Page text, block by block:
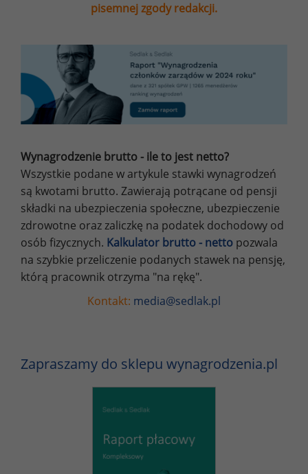
pisemnej zgody redakcji.
Wynagrodzenie brutto - ile to jest netto?
Wszystkie podane w artykule stawki wynagrodzeń
są kwotami brutto. Zawierają potrącane od pensji
składki na ubezpieczenia społeczne, ubezpieczenie
zdrowotne oraz zaliczkę na podatek dochodowy od
osób fizycznych. Kalkulator brutto - netto pozwala
na szybkie przeliczenie podanych stawek na pensję,
którą pracownik otrzyma "na rękę".
Kontakt: media@sedlak.pl
Zapraszamy do sklepu wynagrodzenia.pl